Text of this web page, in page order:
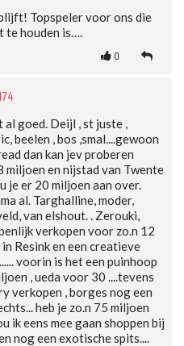
Topspeler voor ons die
houden is….
0
goed. Deijl , st juste ,
beelen , bos ,smal....gewoon
dan kan jev proberen
en nijstad van Twente
je er 20 miljoen aan over.
al. Targhalline, moder,
van elshout. . Zerouki,
verkopen voor zo.n 12
Resink en een creatieve
voorin is het een puinhoop
, ueda voor 30 ....tevens
verkopen , borges nog een
heb je zo.n 75 miljoen
ik eens mee gaan shoppen bij
nog een exotische spits....